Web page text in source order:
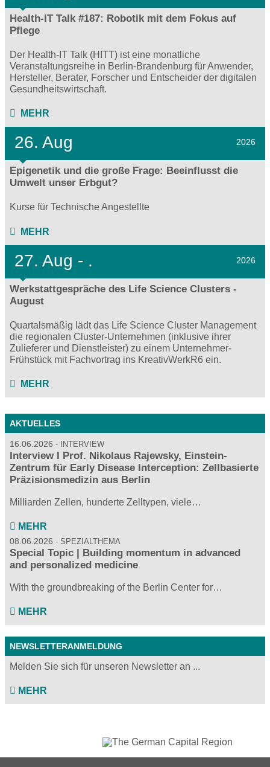
Health-IT Talk #187: Robotik mit dem Fokus auf
Pflege
Der Health-IT Talk (HITT) ist eine monatliche
Veranstaltungsreihe in Berlin-Brandenburg für Anwender,
Hersteller, Berater, Forscher und Entscheider der digitalen
Gesundheitswirtschaft.
MEHR
26. Aug 2026
Epigenetik und die große Frage: Beeinflusst die
Umwelt unser Erbgut?
Kurse für Technische Angestellte
MEHR
27. Aug - . 2026
Werkstattgespräche des Life Science Clusters -
August
Quartalsmäßig lädt das Life Science Cluster Management
die regionalen Cluster-Unternehmen (inklusive ihrer
Zulieferer und Dienstleister) zu einem Unternehmer-
Frühstück mit Fachvortrag ins KreativWerkR6 ein.
MEHR
AKTUELLES
16.06.2026 INTERVIEW
Interview I Prof. Nikolaus Rajewsky, Einstein-
Zentrum für Early Disease Interception: Zellbasierte
Präzisionsmedizin aus Berlin
Milliarden Zellen, hunderte Zelltypen, viele…
MEHR
08.06.2026 SPEZIALTHEMA
Special Topic | Building momentum in advanced
and personalized medicine
With the groundbreaking of the Berlin Center for…
MEHR
NEWSLETTERANMELDUNG
Melden Sie sich für unseren Newsletter an ...
MEHR